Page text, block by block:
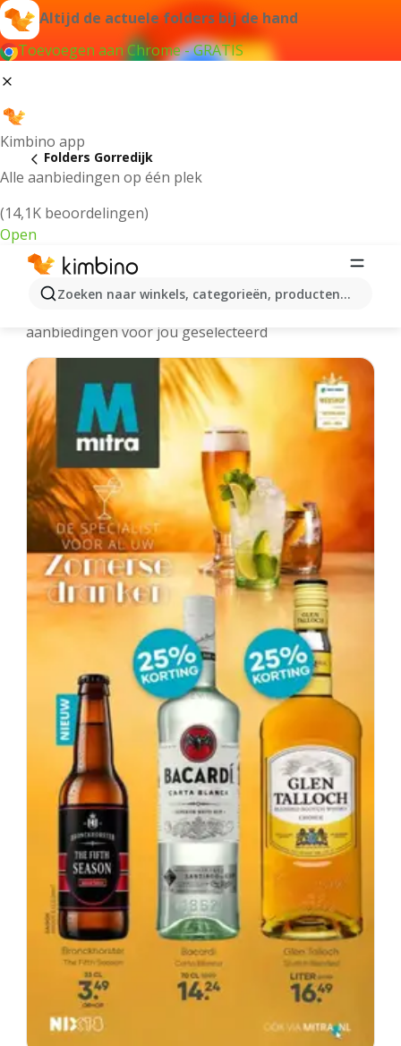
Altijd de actuele folders bij de hand
Toevoegen aan Chrome - GRATIS
Kimbino app
Alle aanbiedingen op één plek
(14,1K beoordelingen)
Open
Zoeken naar winkels, categorieën, producten...
Folders Gorredijk
Gorredijk - Meest recente folders
aanbiedingen voor jou geselecteerd